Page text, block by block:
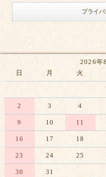
プライ
2026年
日
月 火
2 3 4
9 10 11
16 17 18
23 24 25
30 31